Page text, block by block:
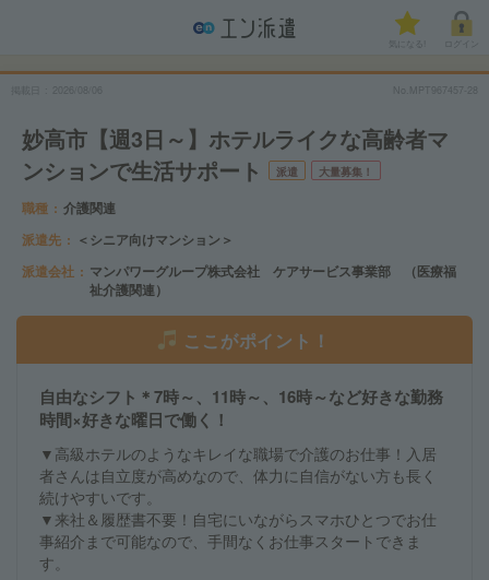
気になる!
No.MPT967457-28
妙高市【週3日～】ホテルライクな高齢者マ
ンションで生活サポート
派遣 大量募集！
職種
介護関連
派遣先
＜シニア向けマンション＞
派遣会社
マンパワーグループ株式会社 ケアサービス事業部 （医療福
祉介護関連）
ここがポイント！
自由なシフト＊7時～、11時～、16時～など好きな勤務
時間×好きな曜日で働く！
▼高級ホテルのようなキレイな職場で介護のお仕事！入居
者さんは自立度が高めなので、体力に自信がない方も長く
続けやすいです。
▼来社＆履歴書不要！自宅にいながらスマホひとつでお仕
事紹介まで可能なので、手間なくお仕事スタートできま
す。